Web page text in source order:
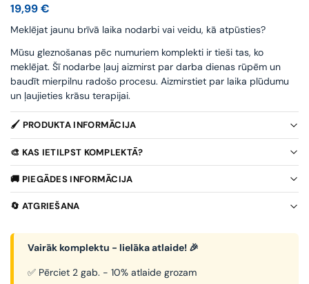
19,99€
Meklējat jaunu brīvā laika nodarbi vai veidu, kā atpūsties?
Mūsu gleznošanas pēc numuriem komplekti ir tieši tas, ko
meklējat. Šī nodarbe ļauj aizmirst par darba dienas rūpēm un
baudīt mierpilnu radošo procesu. Aizmirstiet par laika plūdumu
un ļaujieties krāsu terapijai.
🖌️ PRODUKTA INFORMĀCIJA
🎨 KAS IETILPST KOMPLEKTĀ?
🚚 PIEGĀDES INFORMĀCIJA
🔄 ATGRIEŠANA
Vairāk komplektu - lielāka atlaide! 🎉
✅ Pērciet 2 gab. - 10% atlaide grozam